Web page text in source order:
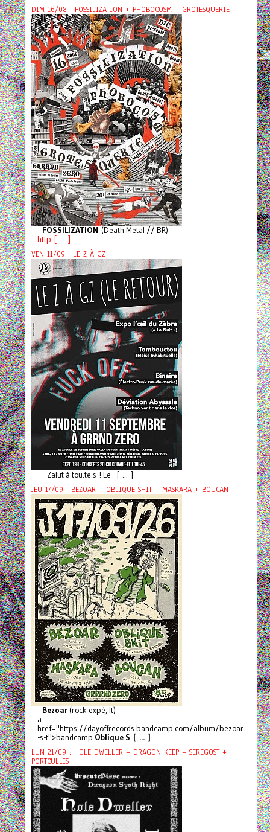
DIM 16/08 : FOSSILIZATION + PHOBOCOSM + GROTESQUERIE
FOSSILIZATION (Death Metal // BR)
http [ ... ]
VEN 11/09 : LE Z À GZ
Zalut à tou.te.s ! Le [ ... ]
JEU 17/09 : BEZOAR + OBLIQUE SHIT + MASKARA + BOUCAN
Bezoar(rock expé, It)
a
href="https://dayoffrecords.bandcamp.com/album/bezoar
-s-t">bandcamp Oblique S [ ... ]
LUN 21/09 : HOLE DWELLER + DRAGON KEEP + SEREGOST +
PORTCULLIS